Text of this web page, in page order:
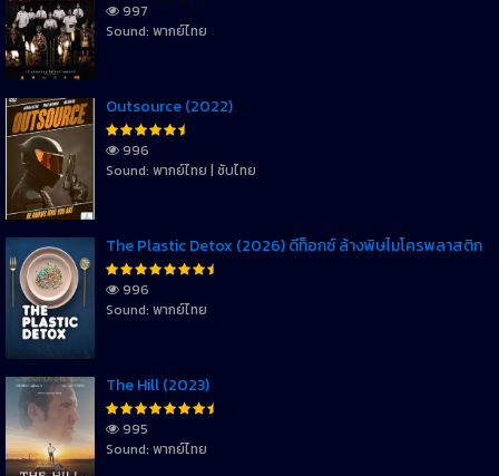
997
Sound: พากย์ไทย
Outsource (2022)
996
Sound: พากย์ไทย | ซับไทย
The Plastic Detox (2026) ดีท็อกซ์ ล้างพิษไมโครพลาสติก
996
Sound: พากย์ไทย
The Hill (2023)
995
Sound: พากย์ไทย